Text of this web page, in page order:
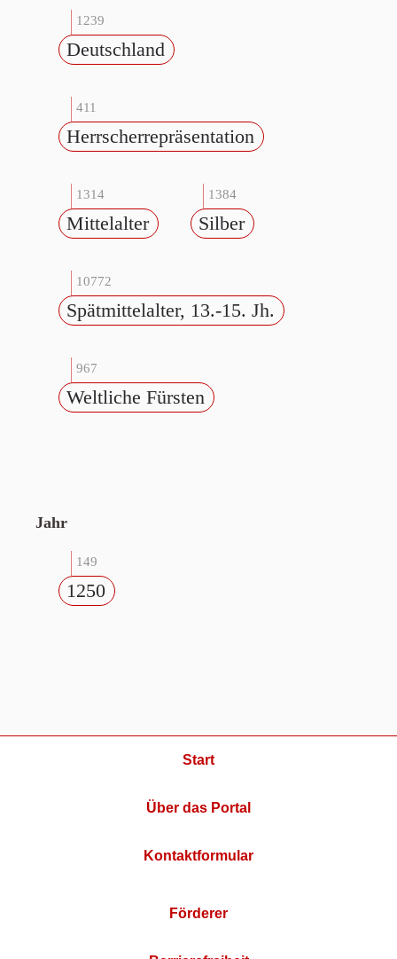
1239
Deutschland
411
Herrscherrepräsentation
1314
Mittelalter
1384
Silber
10772
Spätmittelalter, 13.-15. Jh.
967
Weltliche Fürsten
Jahr
149
1250
Start
Über das Portal
Kontaktformular
Förderer